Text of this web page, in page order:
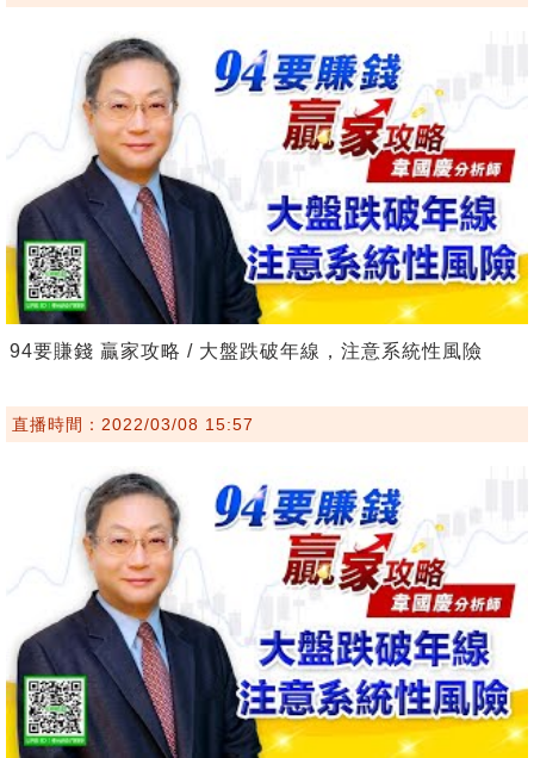
94要賺錢 贏家攻略 / 大盤跌破年線，注意系統性風險
直播時間：2022/03/08 15:57